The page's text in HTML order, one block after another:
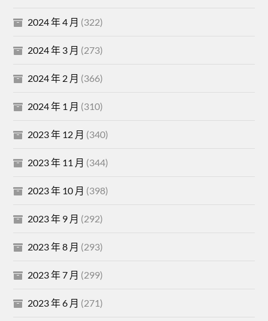
2024 年 4 月 (322)
2024 年 3 月 (273)
2024 年 2 月 (366)
2024 年 1 月 (310)
2023 年 12 月 (340)
2023 年 11 月 (344)
2023 年 10 月 (398)
2023 年 9 月 (292)
2023 年 8 月 (293)
2023 年 7 月 (299)
2023 年 6 月 (271)